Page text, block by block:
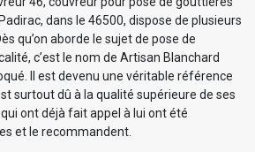
dans le 46500, dispose de plusieurs
qu’on aborde le sujet de pose de
c’est le nom de Artisan Blanchard
Il est devenu une véritable référence
surtout dû à la qualité supérieure de ses
ont déjà fait appel à lui ont été
et le recommandent.